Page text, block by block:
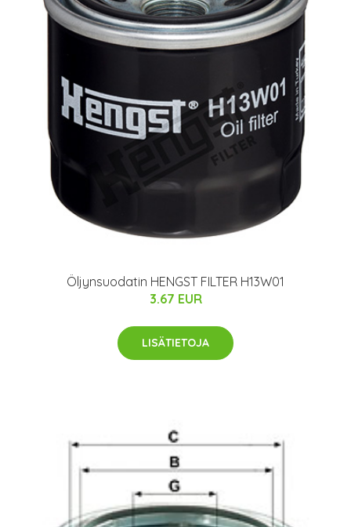
Öljynsuodatin HENGST FILTER H13W01
3.67 EUR
LISÄTIETOJA